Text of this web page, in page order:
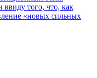
того, что, как
«новых сильных